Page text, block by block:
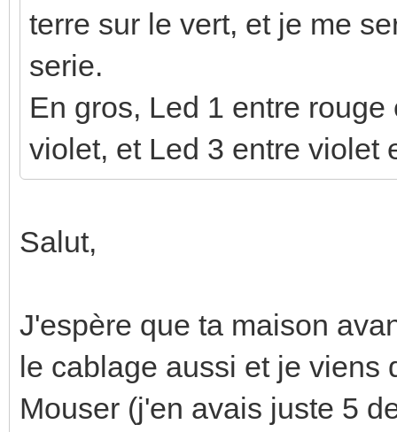
terre sur le vert, et je me
serie.
En gros, Led 1 entre
violet, et Led 3 entre violet
Salut,
J'espère que ta maison
le cablage aussi et je viens
Mouser (j'en avais juste 5